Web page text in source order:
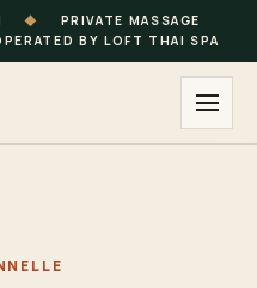
◆
PRIVATE MASSAGE
BY LOFT THAI SPA